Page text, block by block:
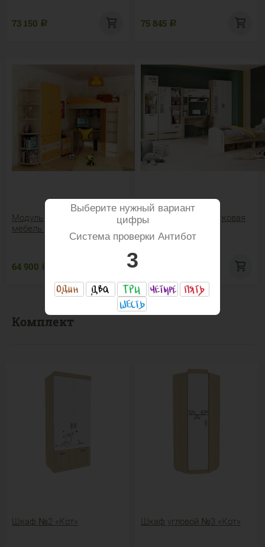
Комплект
Шкаф №2 «Кот» Шкаф угловой №3 «Кот»
73 150 Р 75 845 Р
Модульная подростковая
мебель «Мальта»
64 900 Р
Модульная подростковая
Выберите нужный вариант
цифры
Система проверки Антибот
3